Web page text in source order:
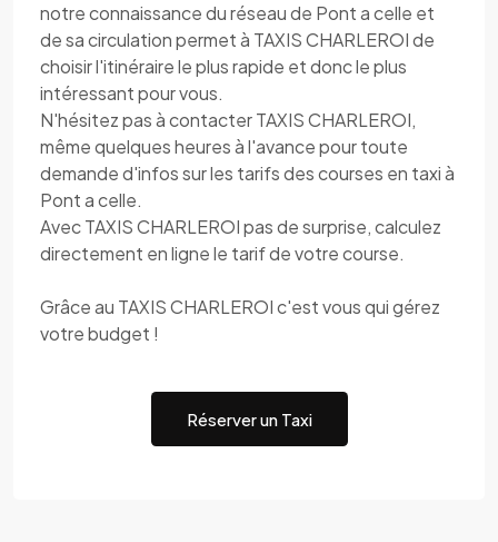
notre connaissance du réseau de Pont a celle et
de sa circulation permet à TAXIS CHARLEROI de
choisir l'itinéraire le plus rapide et donc le plus
intéressant pour vous.
N'hésitez pas à contacter TAXIS CHARLEROI,
même quelques heures à l'avance pour toute
demande d'infos sur les tarifs des courses en taxi à
Pont a celle.
Avec TAXIS CHARLEROI pas de surprise, calculez
directement en ligne le tarif de votre course.
Grâce au TAXIS CHARLEROI c'est vous qui gérez
votre budget !
Réserver un Taxi